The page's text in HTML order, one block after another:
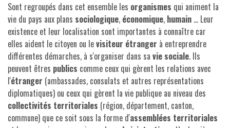
Sont regroupés dans cet ensemble les organismes qui animent la
vie du pays aux plans sociologique, économique, humain ... Leur
existence et leur localisation sont importantes à connaître car
elles aident le citoyen ou levisiteur étranger à entreprendre
différentes démarches, à s'organiser dans sa vie sociale. Ils
peuvent êtres publics comme ceux qui gèrent les relations avec
l'étranger (ambassades, consulats et autres représentations
diplomatiques) ou ceux qui gèrent la vie publique au niveau des
collectivités territoriales (région, département, canton,
commune) que ce soit sous la forme d'assemblées territoriales